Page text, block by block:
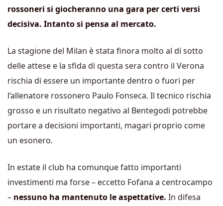
rossoneri si giocheranno una gara per certi versi
decisiva. Intanto si pensa al mercato.
La stagione del Milan è stata finora molto al di sotto
delle attese e la sfida di questa sera contro il Verona
rischia di essere un importante dentro o fuori per
l’allenatore rossonero Paulo Fonseca. Il tecnico rischia
grosso e un risultato negativo al Bentegodi potrebbe
portare a decisioni importanti, magari proprio come
un esonero.
In estate il club ha comunque fatto importanti
investimenti ma forse – eccetto Fofana a centrocampo
– nessuno ha mantenuto le aspettative. In difesa